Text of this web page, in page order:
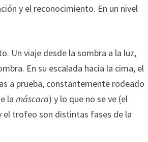
y el reconocimiento. En un nivel
Un viaje desde la sombra a la luz,
En su escalada hacia la cima, el
a prueba, constantemente rodeado
lamáscara) y lo que no se ve (el
el trofeo son distintas fases de la